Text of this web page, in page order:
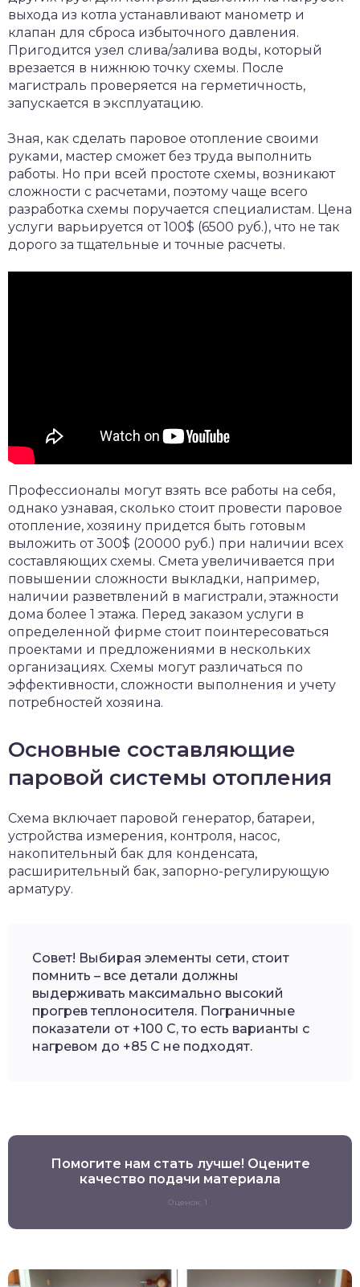
выхода из котла устанавливают манометр и
клапан для сброса избыточного давления.
Пригодится узел слива/залива воды, который
врезается в нижнюю точку схемы. После
магистраль проверяется на герметичность,
запускается в эксплуатацию.
Зная, как сделать паровое отопление своими
руками, мастер сможет без труда выполнить
работы. Но при всей простоте схемы, возникают
сложности с расчетами, поэтому чаще всего
разработка схемы поручается специалистам. Цена
услуги варьируется от 100$ (6500 руб.), что не так
дорого за тщательные и точные расчеты.
Профессионалы могут взять все работы на себя,
однако узнавая, сколько стоит провести паровое
отопление, хозяину придется быть готовым
выложить от 300$ (20000 руб.) при наличии всех
составляющих схемы. Смета увеличивается при
повышении сложности выкладки, например,
наличии разветвлений в магистрали, этажности
дома более 1 этажа. Перед заказом услуги в
определенной фирме стоит поинтересоваться
проектами и предложениями в нескольких
организациях. Схемы могут различаться по
эффективности, сложности выполнения и учету
потребностей хозяина.
Основные составляющие
паровой системы отопления
Схема включает паровой генератор, батареи,
устройства измерения, контроля, насос,
накопительный бак для конденсата,
расширительный бак, запорно-регулирующую
арматуру.
Совет! Выбирая элементы сети, стоит
помнить – все детали должны
выдерживать максимально высокий
прогрев теплоносителя. Пограничные
показатели от +100 С, то есть варианты с
нагревом до +85 С не подходят.
Помогите нам стать лучше! Оцените
качество подачи материала
Оценок: 1